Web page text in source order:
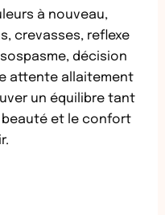
à nouveau,
crevasses, reflexe
décision
attente allaitement
un équilibre tant
et le confort